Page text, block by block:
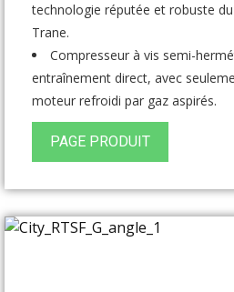
technologie réputée et robuste
Trane.
Compresseur à vis semi-
entraînement direct, avec
moteur refroidi par gaz aspirés.
Flexibilité d’application :
condenseur jusqu’à 75°C (63°C
PAGE PRODUIT